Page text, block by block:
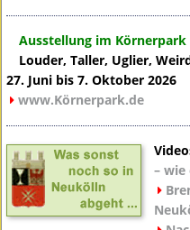
Ausstellung im Körnerpark
Louder, Taller, Uglier,
27. Juni bis 7. Oktober 2026
www.Körnerpark.de
– wie